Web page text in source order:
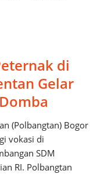
di
Gelar
(Polbangtan) Bogor
vokasi di
SDM
RI. Polbangtan